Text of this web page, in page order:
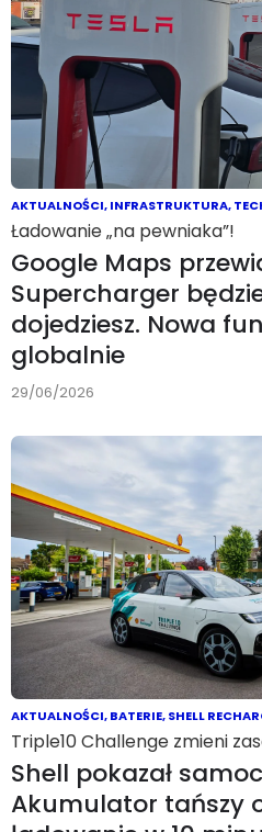
AKTUALNOŚCI,INFRASTRUKTURA,
Ładowanie „na pewniaka”!
Google Maps
Supercharger
dojedziesz. Nowa
globalnie
29/06/2026
AKTUALNOŚCI,BATERIE,SHELL
Triple10 Challenge zmieni
Shell pokazał
Akumulator tańszy